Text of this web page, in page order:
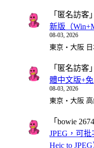
「 匿名訪客
新版（
08-03, 2026
東京・大阪
「 匿名訪客
體中文版+免
08-03, 2026
東京・大阪
「 bowie 2674
JPEG，可
Heic to JPEG